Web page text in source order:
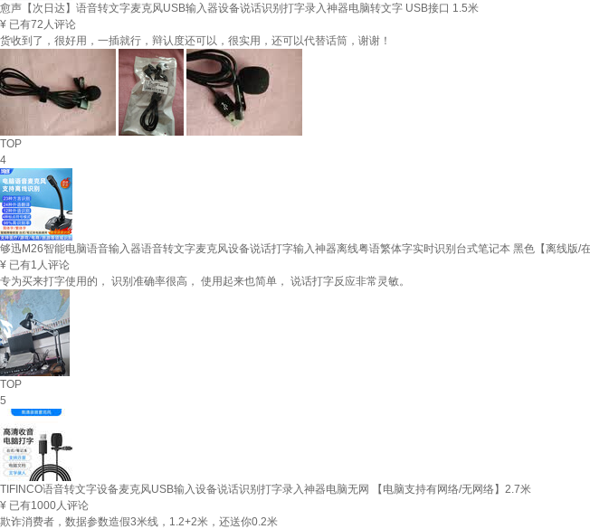
愈声【次日达】语音转文字麦克风USB输入器设备说话识别打字录入神器电脑转文字 USB接口 1.5米
¥ 已有72人评论
货收到了，很好用，一插就行，辩认度还可以，很实用，还可以代替话筒，谢谢！
TOP
4
够迅M26智能电脑语音输入器语音转文字麦克风设备说话打字输入神器离线粤语繁体字实时识别台式笔记本 黑色【离线版/
¥ 已有1人评论
专为买来打字使用的， 识别准确率很高， 使用起来也简单， 说话打字反应非常灵敏。
TOP
5
TIFINCO语音转文字设备麦克风USB输入设备说话识别打字录入神器电脑无网 【电脑支持有网络/无网络】2.7米
¥ 已有1000人评论
欺诈消费者，数据参数造假3米线，1.2+2米，还送你0.2米